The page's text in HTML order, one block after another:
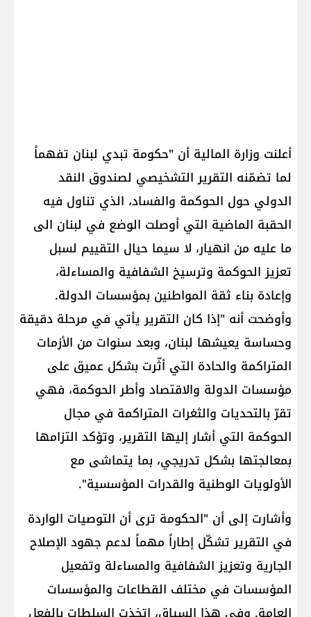
أعلنت ​وزارة المالية​ أن "حكومة تبدي ​لبنان​ تفهماً
لما تضمّنه التقرير التشخيصي ل​صندوق النقد
الدولي​ حول الحوكمة والفساد، الذي تناول فيه
الحقبة الماضية التي أوصلت الوضع في لبنان الى
ما عليه من انهيار، لا سيما حيال التقييم لسبل
تعزيز الحوكمة وترسيخ ​الشفافية والمساءلة​،
وإعادة بناء ثقة المواطنين بمؤسسات الدولة.
وأوضحت أنه "إذا كان التقرير يأتي في مرحلة دقيقة
وحساسة يعيشها لبنان، وبعد سنوات من الأزمات
المتراكمة والحادة التي أثّرت بشكل عميق على
مؤسسات الدولة والاقتصاد وأطر الحوكمة، فهي
تقرّ بالتحديات والثغرات المتراكمة في مجال
الحوكمة التي أشار إليها التقرير، وتؤكد التزامها
بمعالجتها بشكل تدريجي، بما يتماشى مع
الأولويات الوطنية والقدرات المؤسسية".
وأشارت إلى أن "الحكومة ترى أن التوصيات الواردة
في التقرير تشكّل إطاراً مهماً لدعم جهود الإصلاح
الجارية وتعزيز الشفافية والمساءلة وتفعيل
المؤسسات في مختلف القطاعات والمؤسسات